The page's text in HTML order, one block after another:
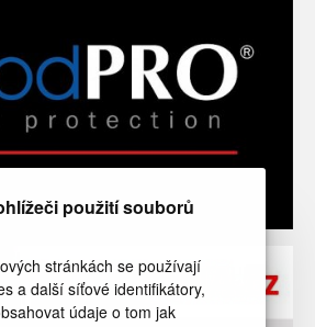
použití souborů
stránkách se používají
a další síťové identifikátory,
údaje o tom jak